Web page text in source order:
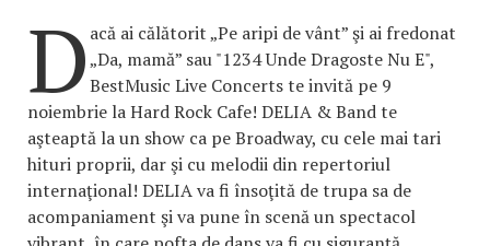
D acă ai călătorit „Pe aripi de vânt” şi ai fredonat
„Da, mamă” sau "1234 Unde Dragoste Nu E",
BestMusic Live Concerts te invită pe 9
noiembrie la Hard Rock Cafe! DELIA & Band te
aşteaptă la un show ca pe Broadway, cu cele mai tari
hituri proprii, dar şi cu melodii din repertoriul
internaţional! DELIA va fi însoţită de trupa sa de
acompaniament şi va pune în scenă un spectacol